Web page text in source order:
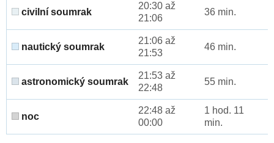
civilní soumrak
20:30 až
21:06
36 min.
nautický soumrak
21:06 až
21:53
46 min.
astronomický soumrak
21:53 až
22:48
55 min.
noc
22:48 až
00:00
1 hod. 11
min.